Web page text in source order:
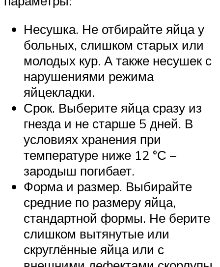
Несушка. Не отбирайте яйца у
больных, слишком старых или
молодых кур. А также несушек с
нарушениями режима
яйцекладки.
Срок. Выберите яйца сразу из
гнезда и не старше 5 дней. В
условиях хранения при
температуре ниже 12 °С –
зародыш погибает.
Форма и размер. Выбирайте
средние по размеру яйца,
стандартной формы. Не берите
слишком вытянутые или
скруглённые яйца или с